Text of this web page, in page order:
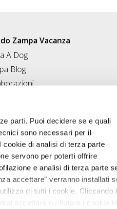
parti. Puoi decidere se e quali
sono necessari per il
di analisi di terza parte
servono per poterti offrire
e analisi di terza parte
accettare” verranno installati
di tutti i cookie. Cliccando
accettare o rifiutare i cookie in
Zampa Vacanza
A Dog
Blog